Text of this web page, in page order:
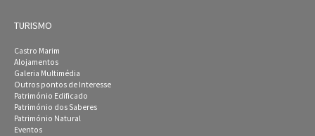
TURISMO
Castro Marim
Alojamentos
Galeria Multimédia
Outros pontos de Interesse
Património Edificado
Património dos Saberes
Património Natural
Eventos